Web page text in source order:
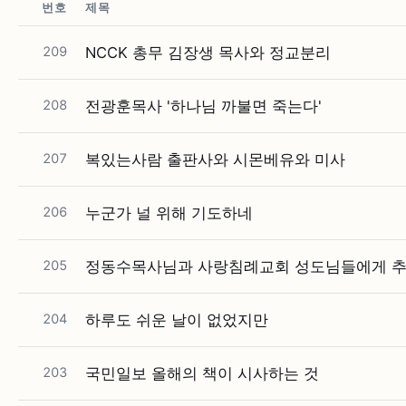
번호 제목
209 NCCK 총무 김장생 목사와 정교분리
208 전광훈목사 '하나님 까불면 죽는다'
207 복있는사람 출판사와 시몬베유와 미사
206 누군가 널 위해 기도하네
205 정동수목사님과 사랑침례교회 성도님들에게
204 하루도 쉬운 날이 없었지만
203 국민일보 올해의 책이 시사하는 것